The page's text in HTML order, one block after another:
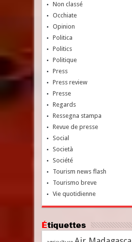
Non classé
Occhiate
Opinion
Politica
Politics
Politique
Press
Press review
Presse
Regards
Ressegna stampa
Revue de presse
Social
Società
Société
Tourism news flash
Tourismo breve
Vie quotidienne
Étiquettes